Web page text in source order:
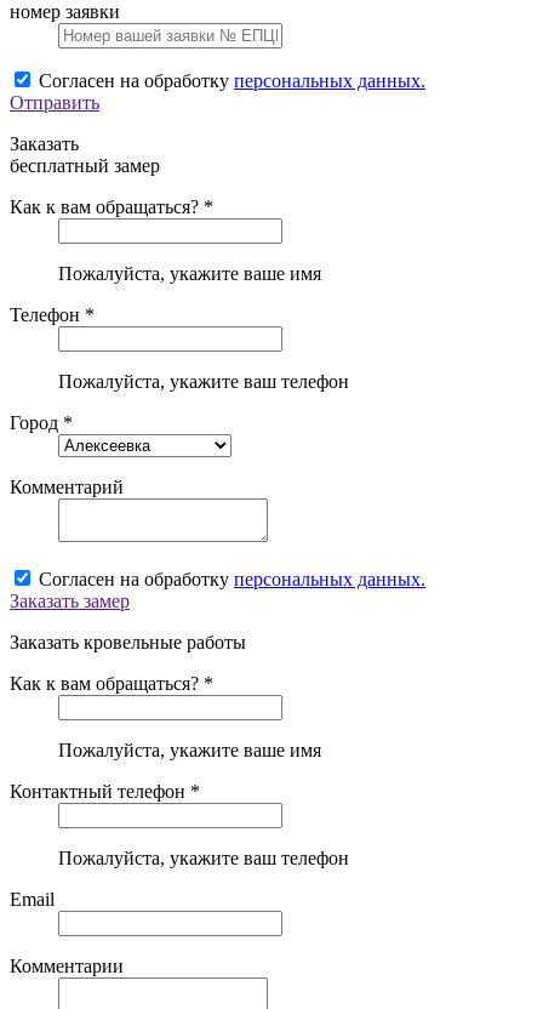
номер заявки
Согласен на обработку персональных данных.
Отправить
Заказать
бесплатный замер
Как к вам обращаться? *
Пожалуйста, укажите ваше имя
Телефон *
Пожалуйста, укажите ваш телефон
Город *
Комментарий
Согласен на обработку персональных данных.
Заказать замер
Заказать кровельные работы
Как к вам обращаться? *
Пожалуйста, укажите ваше имя
Контактный телефон *
Пожалуйста, укажите ваш телефон
Email
Комментарии